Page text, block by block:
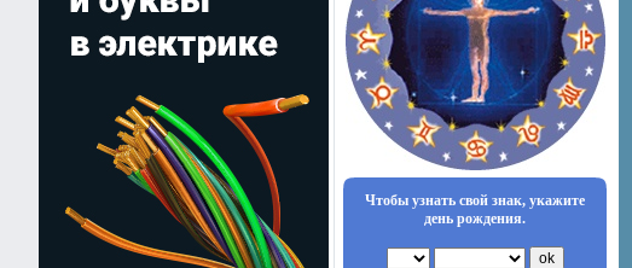
Чтобы узнать свой знак, укажите
день рождения.